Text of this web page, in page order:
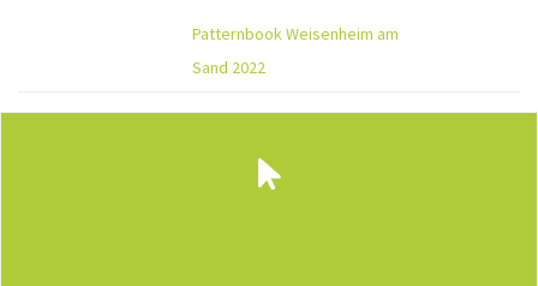
Patternbook Weisenheim am
Sand 2022